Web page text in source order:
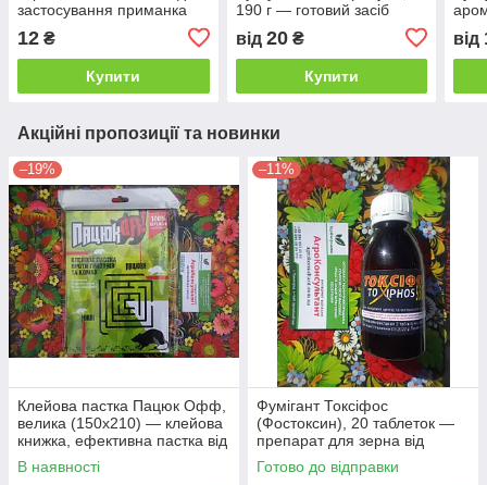
застосування приманка
мишей
12 ₴
Купити
190 г — готовий засіб
проти мишей та щурів в
ПЕТ пляшці
від 20₴
Купити
від
Акційні пропозиції та новинки
–19%
Клейова пастка Пацюк Офф,
велика (150х210) — клейова
книжка, ефективна пастка від
гризунів та комах
В наявності
–11%
Фумігант Токсіфос
(Фостоксин), 20 таблеток —
препарат для зерна від
амбарних шкідників і кротів,
алфос
Готово до відправки